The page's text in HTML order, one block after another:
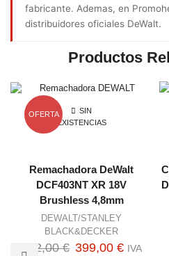
fabricante. Ademas, en
distribuidores oficiales DeWalt.
Productos
OFERTA
SIN
EXISTENCIAS
Remachadora DeWalt
DCF403NT XR 18V
Brushless 4,8mm
DEWALT/STANLEY
BLACK&DECKER
472,00€ El
399,00 €ElIVA